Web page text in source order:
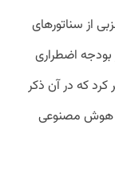
از سناتورهای
۳۲ میلیارد دلار بودجه اضطراری
که در آن ذکر
هوش مصنوعی